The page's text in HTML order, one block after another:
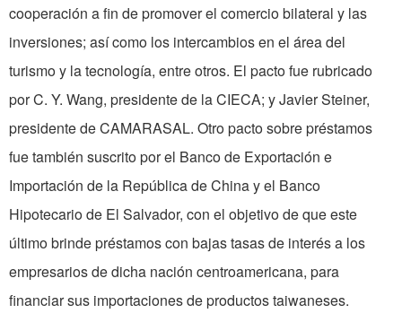
cooperación a fin de promover el comercio bilateral y las
inversiones; así como los intercambios en el área del
turismo y la tecnología, entre otros. El pacto fue rubricado
por C. Y. Wang, presidente de la CIECA; y Javier Steiner,
presidente de CAMARASAL. Otro pacto sobre préstamos
fue también suscrito por el Banco de Exportación e
Importación de la República de China y el Banco
Hipotecario de El Salvador, con el objetivo de que este
último brinde préstamos con bajas tasas de interés a los
empresarios de dicha nación centroamericana, para
financiar sus importaciones de productos taiwaneses.